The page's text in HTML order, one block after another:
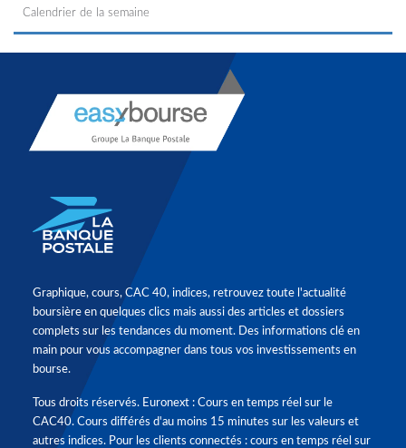
Calendrier de la semaine
Graphique, cours, CAC 40, indices, retrouvez toute l'actualité
boursière en quelques clics mais aussi des articles et dossiers
complets sur les tendances du moment. Des informations clé en
main pour vous accompagner dans tous vos investissements en
bourse.
Tous droits réservés. Euronext : Cours en temps réel sur le
CAC40. Cours différés d'au moins 15 minutes sur les valeurs et
autres indices. Pour les clients connectés : cours en temps réel sur